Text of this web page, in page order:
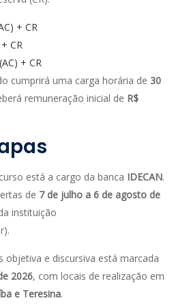
+ CR
CR
+ CR
cumprirá uma carga horária de 30
remuneração inicial de R$
está a cargo da banca IDECAN.
de 7 de julho a 6 de agosto de
instituição
objetiva e discursiva está marcada
2026, com locais de realização em
e Teresina.